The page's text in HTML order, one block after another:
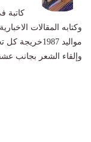
كاتبة
وكتابه المقالات
مواليد
وإلقاء الشعر بجانب